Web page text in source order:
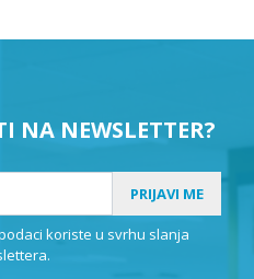
NA NEWSLETTER?
PRIJAVI ME
koriste u svrhu slanja